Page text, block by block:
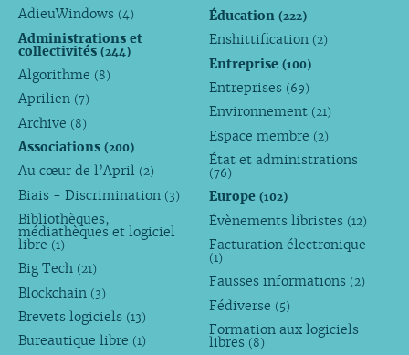
AdieuWindows (4)
Administrations et
collectivités (244)
Algorithme (8)
Aprilien (7)
Archive (8)
Associations (200)
Au cœur de l’April (2)
Biais - Discrimination (3)
Bibliothèques,
médiathèques et logiciel
libre (1)
Big Tech (21)
Blockchain (3)
Brevets logiciels (13)
Bureautique libre (1)
Éducation(222)
Enshittification (2)
Entreprise(100)
Entreprises (69)
Environnement (21)
Espace membre (2)
État et administrations
(76)
Europe(102)
Évènements libristes (12)
Facturation électronique
(1)
Fausses informations (2)
Fédiverse (5)
Formation aux logiciels
libres (8)